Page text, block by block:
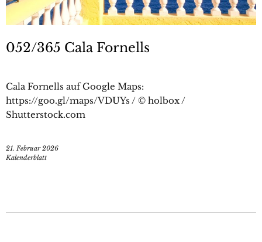
052/365 Cala Fornells
Cala Fornells auf Google Maps:
https://goo.gl/maps/VDUYs / © holbox /
Shutterstock.com
21. Februar 2026
Kalenderblatt